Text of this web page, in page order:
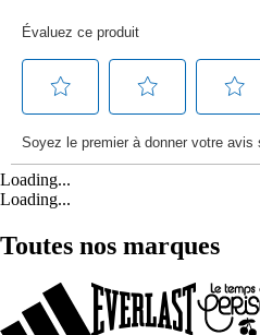
Loading...
Loading...
Toutes nos marques